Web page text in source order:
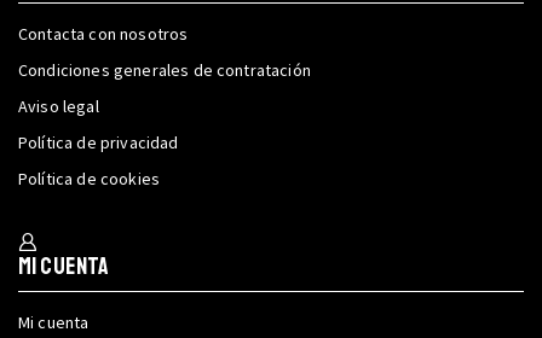
Contacta con nosotros
Condiciones generales de contratación
Aviso legal
Política de privacidad
Política de cookies
Mi cuenta
Mi cuenta